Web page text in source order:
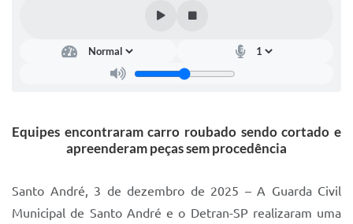
Legislação
Lei de acesso à informação
Mobilidade Urbana Sustentável
Equipes encontraram carro roubado sendo cortado e
apreenderam peças sem procedência
Santo André, 3 de dezembro de 2025 – A Guarda Civil
Municipal de Santo André e o Detran-SP realizaram uma